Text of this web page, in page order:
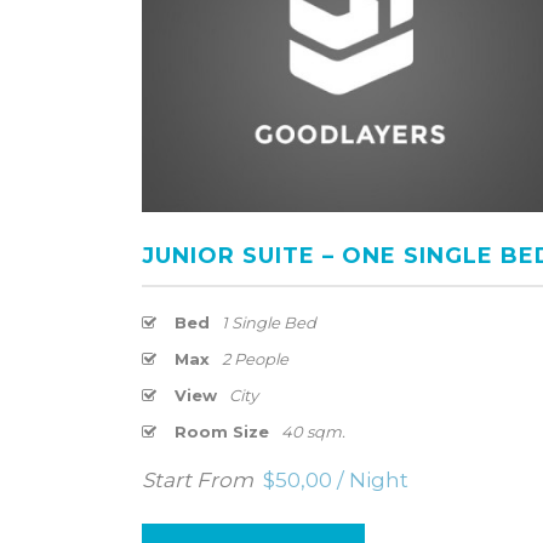
JUNIOR SUITE – ONE SINGLE
Bed
1 Single Bed
Max
2 People
View
City
Room Size
40 sqm.
Start From $50,00 / Night